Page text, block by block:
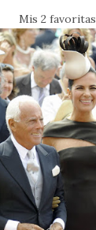
Mis 2 favoritas